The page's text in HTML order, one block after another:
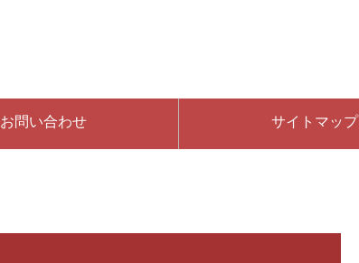
お問い合わせ サイトマップ